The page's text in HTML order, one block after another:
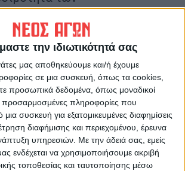
την ιδιωτικότητά σας
μας αποθηκεύουμε και/ή έχουμε
σε μια συσκευή, όπως τα cookies,
προσωπικά δεδομένα, όπως μοναδικοί
προσαρμοσμένες πληροφορίες που
συσκευή για εξατομικευμένες διαφημίσεις
διαφήμισης και περιεχομένου, έρευνα
υπηρεσιών. Με την άδειά σας, εμείς
ενδέχεται να χρησιμοποιήσουμε ακριβή
τοποθεσίας και ταυτοποίησης μέσω
Η κυβέρνηση ήδη έπρεπε
συμπαραστάτης στον
τον πραγματικό και
επενδύτη της ελληνικής
από ένα ολοκληρωμένο
Σήμερα